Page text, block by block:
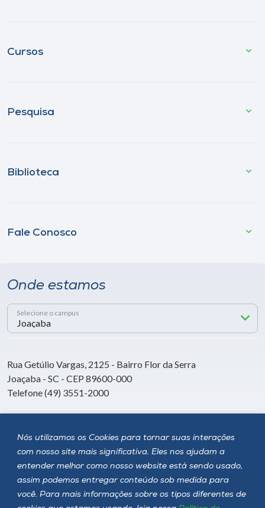
Nós utilizamos os Cookies para tornar suas interações
com nosso site mais significativa. Eles nos ajudam a
entender melhor como nosso website está sendo usado,
assim podemos entregar conteúdo sob medida para
você. Para mais informações sobre os tipos diferentes de
Cursos
Pesquisa
Biblioteca
Fale Conosco
Onde estamos
Selecione o campus
Rua Getúlio Vargas, 2125 - Bairro Flor da Serra
Joaçaba - SC - CEP 89600-000
Telefone (49) 3551-2000
Siga a Unoesc